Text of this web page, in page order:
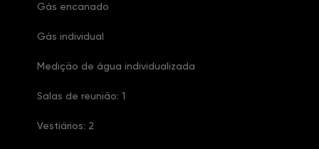
Gás encanado
Gás individual
Medição de água individualizada
Salas de reunião: 1
Vestiários: 2